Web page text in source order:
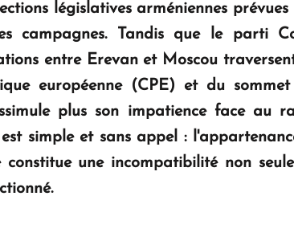
législatives arméniennes
campagnes. Tandis que le parti
entre Erevan et Moscou
européenne (CPE) et du
plus son impatience face au
simple et sans appel :
constitue une incompatibilité non